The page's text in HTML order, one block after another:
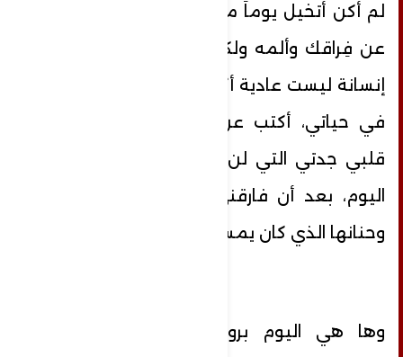
لم أكن أتخيل يوماً من الأيام أنني سأكتب
عن فِراقك وألمه ولكنني اليوم أكتب عن
إنسانة ليست عادية أكتب عن أغلى إنسانة
في حياتي، أكتب عن فِراق الغالية على
قلبي جدتي التي لن أستطيع رؤيتها بعد
اليوم، بعد أن فارقني صوتها وضحكاتها
وحنانها الذي كان يمسح كل أحزاني.
وها هي اليوم بروحها البيضاء ريحانة